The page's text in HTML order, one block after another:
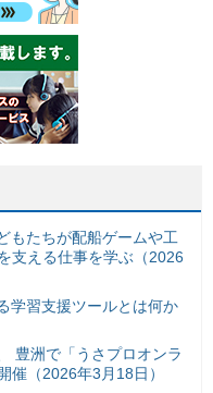
もたちが配船ゲームや工
支える仕事を学ぶ（2026
学習支援ツールとは何か
豊洲で「うさプロオンラ
催（2026年3月18日）